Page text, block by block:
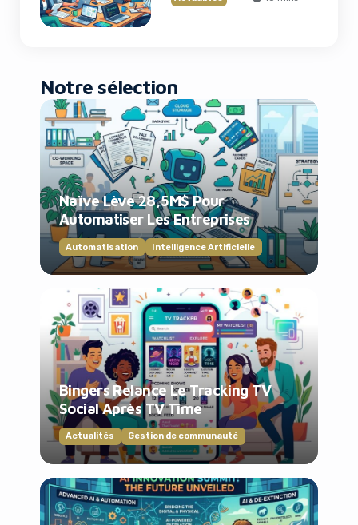
Notre sélection
Naïve Lève 28,5M$ Pour
Automatiser Les Entreprises
Automatisation Intelligence Artificielle
Bingers Relance Le Tracking TV
Social Après TV Time
Actualités Gestion de communauté